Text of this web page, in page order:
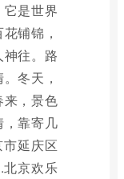
是世界
铺锦，
往。路
冬天，
来，景色
，靠寄几
延庆区
北京欢乐